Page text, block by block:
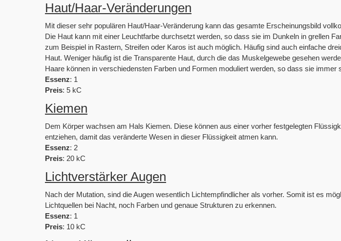
Haut/Haar-Veränderungen
Mit dieser sehr populären Haut/Haar-Veränderung kann das gesamte Erscheinungsbild
Die Haut kann mit einer Leuchtfarbe durchsetzt werden, so dass sie im Dunkeln in grellen
zum Beispiel in Rastern, Streifen oder Karos ist auch möglich. Häufig sind auch einfache
Haut. Weniger häufig ist die Transparente Haut, durch die das Muskelgewebe gesehen
Haare können in verschiedensten Farben und Formen moduliert werden, so dass sie immer
Essenz: 1
Preis: 5 kC
Kiemen
Dem Körper wachsen am Hals Kiemen. Diese können aus einer vorher festgelegten
entziehen, damit das veränderte Wesen in dieser Flüssigkeit atmen kann.
Essenz: 2
Preis: 20 kC
Lichtverstärker Augen
Nach der Mutation, sind die Augen wesentlich Lichtempfindlicher als vorher. Somit ist es
Lichtquellen bei Nacht, noch Farben und genaue Strukturen zu erkennen.
Essenz: 1
Preis: 10 kC